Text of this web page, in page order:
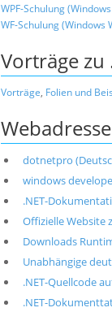
WPF-Schulung
WF-Schulung (Windows
Vorträge zu
Vorträge, Folien und
dotnetpro
windows
.NET-
Offizielle Website
Downloads
Unabhängige
.NET-Quellcode
.NET-